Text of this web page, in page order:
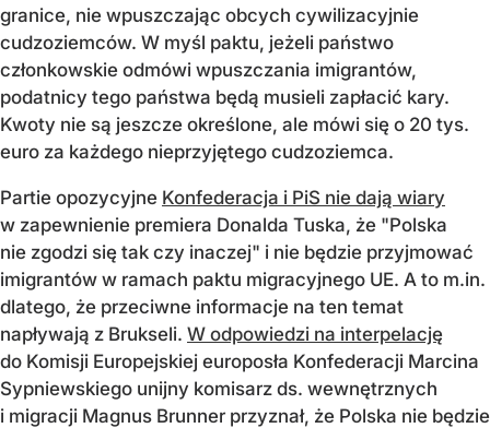
granice, nie wpuszczając obcych cywilizacyjnie
cudzoziemców. W myśl paktu, jeżeli państwo
członkowskie odmówi wpuszczania imigrantów,
podatnicy tego państwa będą musieli zapłacić kary.
Kwoty nie są jeszcze określone, ale mówi się o 20 tys.
euro za każdego nieprzyjętego cudzoziemca.
Partie opozycyjne Konfederacja i PiS nie dają wiary
w zapewnienie premiera Donalda Tuska, że "Polska
nie zgodzi się tak czy inaczej" i nie będzie przyjmować
imigrantów w ramach paktu migracyjnego UE. A to m.in.
dlatego, że przeciwne informacje na ten temat
napływają z Brukseli. W odpowiedzi na interpelację
do Komisji Europejskiej europosła Konfederacji Marcina
Sypniewskiego unijny komisarz ds. wewnętrznych
i migracji Magnus Brunner przyznał, że Polska nie będzie